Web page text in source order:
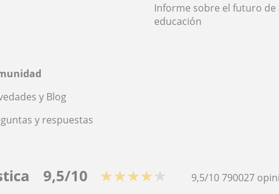
Informe sobre el futuro de
educación
y Blog
y respuestas
9,5/10 ★★★★★ 9,5/10790027